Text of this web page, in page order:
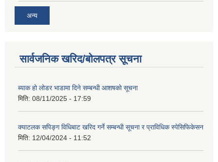
अन्य
सार्वजनिक खरिद/बोलपत्र सूचना
ब्याक हो लोडर भाडामा दिने सम्बन्धी आशषको सूचना
मिति: 08/11/2025 - 17:59
क्याटलक सपिङ्ग विधिबाट खरिद गर्ने सम्बन्धी सूचना र प्राविधिक स्पेसिफिकेसन
मिति: 12/04/2024 - 11:52